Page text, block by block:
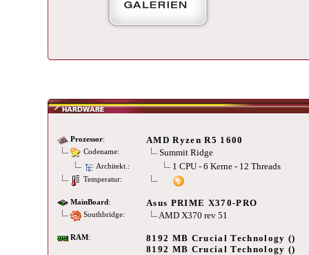
Prozessor: AMD Ryzen R5 1600
Codename: Summit Ridge
Architekt.: 1 CPU - 6 Kerne - 12 Threads
Temperatur:
MainBoard: Asus PRIME X370-PRO
Southbridge: AMD X370 rev 51
RAM:
8192 MB Crucial Technology ()
8192 MB Crucial Technology ()